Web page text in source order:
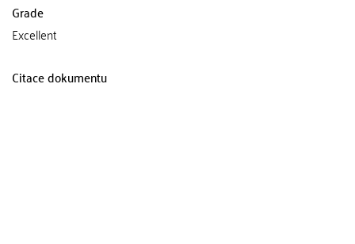
Grade
Excellent
Citace dokumentu